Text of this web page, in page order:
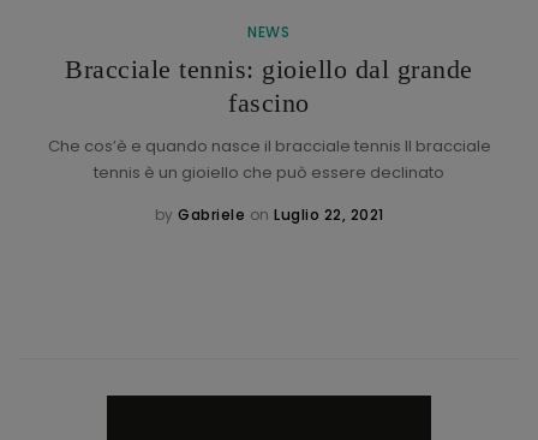
NEWS
Bracciale tennis: gioiello dal grande
fascino
Che cos’è e quando nasce il bracciale tennis Il bracciale
tennis è un gioiello che può essere declinato
by Gabriele on Luglio 22, 2021